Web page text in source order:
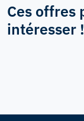
Ces offres
intéresser !